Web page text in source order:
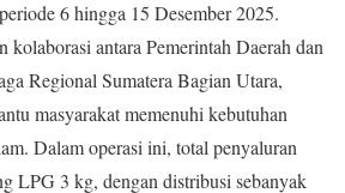
6 hingga 15 Desember 2025.
kolaborasi antara Pemerintah Daerah dan
Regional Sumatera Bagian Utara,
masyarakat memenuhi kebutuhan
Dalam operasi ini, total penyaluran
LPG 3 kg, dengan distribusi sebanyak